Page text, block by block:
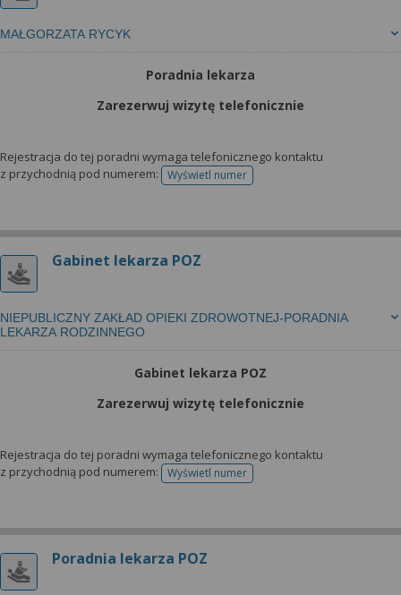
MAŁGORZATA RYCYK
Poradnia lekarza
Zarezerwuj wizytę telefonicznie
Rejestracja do tej poradni wymaga telefonicznego kontaktu
z przychodnią pod numerem:
Wyświetl numertelefonu do rejestracji
Gabinet lekarza POZ
NIEPUBLICZNY ZAKŁAD OPIEKI ZDROWOTNEJ-PORADNIA
LEKARZA RODZINNEGO
Gabinet lekarza POZ
Zarezerwuj wizytę telefonicznie
Rejestracja do tej poradni wymaga telefonicznego kontaktu
z przychodnią pod numerem:
Wyświetl numertelefonu do rejestracji
Poradnia lekarza POZ